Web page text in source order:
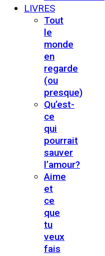
LIVRES
Tout
le
monde
en
regarde
(ou
presque)
Qu’est-
ce
qui
pourrait
sauver
l’amour?
Aime
et
ce
que
tu
veux
fais